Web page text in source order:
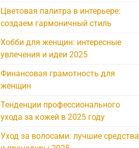
Цветовая палитра в интерьере:
создаем гармоничный стиль
Хобби для женщин: интересные
увлечения и идеи 2025
Финансовая грамотность для
женщин
Тенденции профессионального
ухода за кожей в 2025 году
Уход за волосами: лучшие средства